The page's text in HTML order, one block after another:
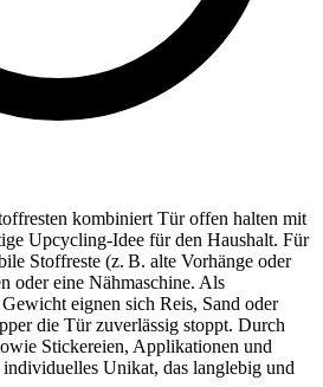
kombiniert Tür offen halten mit
Upcycling-Idee für den Haushalt. Für
Stoffreste (z. B. alte Vorhänge oder
oder eine Nähmaschine. Als
eignen sich Reis, Sand oder
die Tür zuverlässig stoppt. Durch
Stickereien, Applikationen und
Unikat, das langlebig und